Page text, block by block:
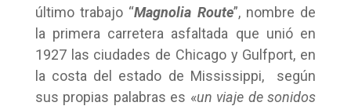
último trabajo “Magnolia Route”, nombre de
la primera carretera asfaltada que unió en
1927 las ciudades de Chicago y Gulfport, en
la costa del estado de Mississippi, según
sus propias palabras es «un viaje de sonidos